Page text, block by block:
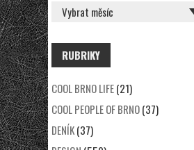
RUBRIKY
COOL BRNO LIFE(21)
COOL PEOPLE OF BRNO(37)
DENÍK(37)